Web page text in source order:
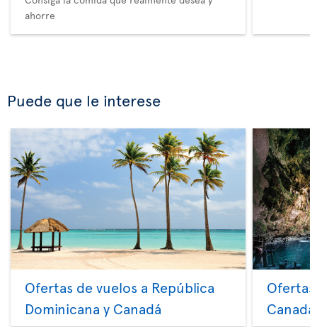
ahorre
Puede que le interese
Ofertas de vuelos a República
Dominicana y Canadá
Canadá